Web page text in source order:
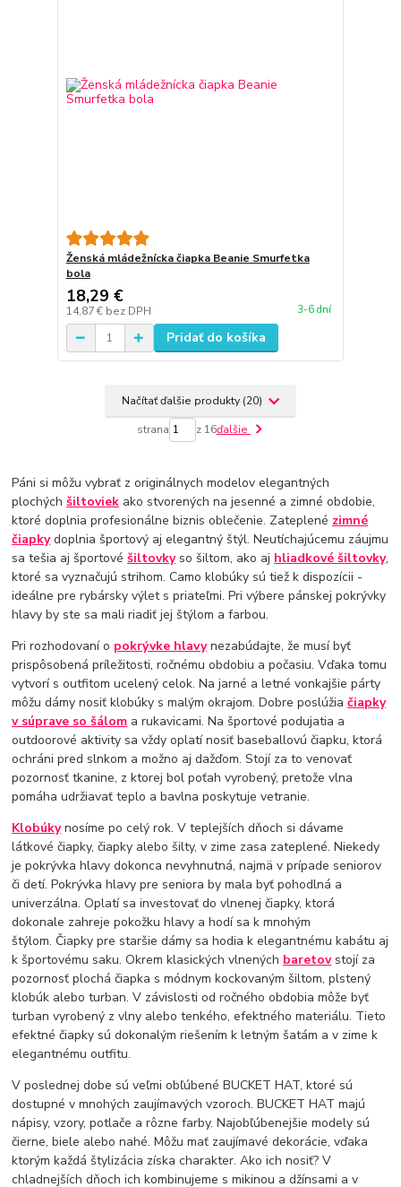
Ženská mládežnícka čiapka Beanie Smurfetka
bola
18,29 €
14,87 € bez DPH 3-6 dní
Pridať do košíka
Načítať ďalšie produkty (20)
strana z 16ďalšie
Páni si môžu vybrať z originálnych modelov elegantných
plochýchšiltoviek ako stvorených na jesenné a zimné obdobie,
ktoré doplnia profesionálne biznis oblečenie. Zateplené zimné
čiapkydoplnia športový aj elegantný štýl. Neutíchajúcemu záujmu
sa tešia aj športovéšiltovkyso šiltom, ako aj hliadkové šiltovky,
ktoré sa vyznačujú strihom. Camo klobúky sú tiež k dispozícii -
ideálne pre rybársky výlet s priateľmi. Pri výbere pánskej pokrývky
hlavy by ste sa mali riadiť jej štýlom a farbou.
Pri rozhodovaní o pokrývke hlavynezabúdajte, že musí byť
prispôsobená príležitosti, ročnému obdobiu a počasiu. Vďaka tomu
vytvorí s outfitom ucelený celok. Na jarné a letné vonkajšie párty
môžu dámy nosiť klobúky s malým okrajom. Dobre poslúžiačiapky
v súprave so šálom a rukavicami. Na športové podujatia a
outdoorové aktivity sa vždy oplatí nosiť baseballovú čiapku, ktorá
ochráni pred slnkom a možno aj dažďom. Stojí za to venovať
pozornosť tkanine, z ktorej bol poťah vyrobený, pretože vlna
pomáha udržiavať teplo a bavlna poskytuje vetranie.
Klobúkynosíme po celý rok. V teplejších dňoch si dávame
látkové čiapky, čiapky alebo šilty, v zime zasa zateplené. Niekedy
je pokrývka hlavy dokonca nevyhnutná, najmä v prípade seniorov
či detí. Pokrývka hlavy pre seniora by mala byť pohodlná a
univerzálna. Oplatí sa investovať do vlnenej čiapky, ktorá
dokonale zahreje pokožku hlavy a hodí sa k mnohým
štýlom. Čiapky pre staršie dámy sa hodia k elegantnému kabátu aj
k športovému saku. Okrem klasických vlnených baretovstojí za
pozornosť plochá čiapka s módnym kockovaným šiltom, plstený
klobúk alebo turban. V závislosti od ročného obdobia môže byť
turban vyrobený z vlny alebo tenkého, efektného materiálu. Tieto
efektné čiapky sú dokonalým riešením k letným šatám a v zime k
elegantnému outfitu.
V poslednej dobe sú veľmi obľúbené BUCKET HAT, ktoré sú
dostupné v mnohých zaujímavých vzoroch. BUCKET HAT majú
nápisy, vzory, potlače a rôzne farby. Najobľúbenejšie modely sú
čierne, biele alebo nahé. Môžu mať zaujímavé dekorácie, vďaka
ktorým každá štylizácia získa charakter. Ako ich nosiť? V
chladnejších dňoch ich kombinujeme s mikinou a džínsami a v